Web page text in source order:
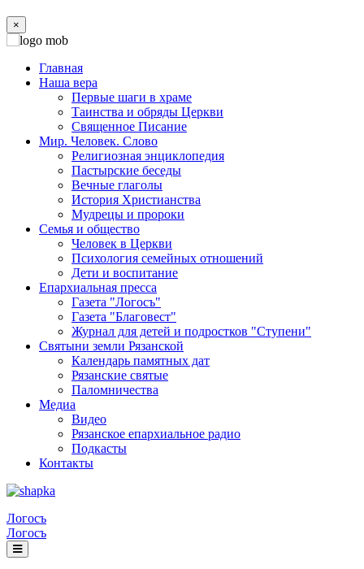
×
Главная
Наша вера
Первые шаги в храме
Таинства и обряды Церкви
Священное Писание
Мир. Человек. Слово
Религиозная энциклопедия
Пастырские беседы
Вечные глаголы
История Христианства
Мудрецы и пророки
Семья и общество
Человек в Церкви
Психология семейных отношений
Дети и воспитание
Епархиальная пресса
Газета "Логосъ"
Газета "Благовест"
Журнал для детей и подростков "Ступени"
Святыни земли Рязанской
Календарь памятных дат
Рязанские святые
Паломничества
Медиа
Видео
Рязанское епархиальное радио
Подкасты
Контакты
Логосъ
Логосъ